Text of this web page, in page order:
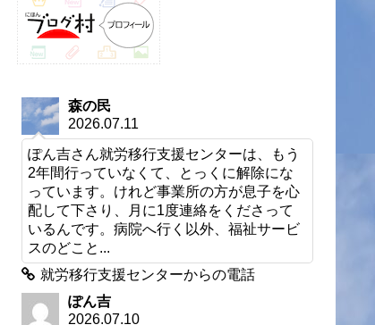
森の民
2026.07.11
ぽん吉さん就労移行支援センターは、もう
2年間行っていなくて、とっくに解除にな
っています。けれど事業所の方が息子を心
配して下さり、月に1度連絡をくださって
いるんです。病院へ行く以外、福祉サービ
スのどこと...
就労移行支援センターからの電話
ぽん吉
2026.07.10